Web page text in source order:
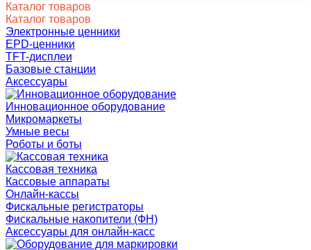
Каталог товаров
Каталог товаров
Электронные ценники
EPD-ценники
TFT-дисплеи
Базовые станции
Аксессуары
Инновационное оборудование
Микромаркеты
Умные весы
Роботы и боты
Кассовая техника
Кассовые аппараты
Онлайн-кассы
Фискальные регистраторы
Фискальные накопители (ФН)
Аксессуары для онлайн-касс